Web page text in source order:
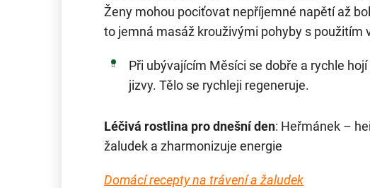
Ženy mohou pociťovat nepříjemné napětí až
to jemná masáž krouživými pohyby s použitím
Při ubývajícím Měsíci se dobře a rychle
jizvy. Tělo se rychleji regeneruje.
Léčivá rostlina pro dnešní den: Heřmánek –
žaludek a zharmonizuje energie
Domácí recepty na trávení a žaludek